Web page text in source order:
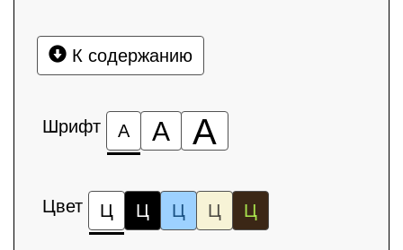
К содержанию
Шрифт А А А
Цвет Ц Ц Ц Ц Ц